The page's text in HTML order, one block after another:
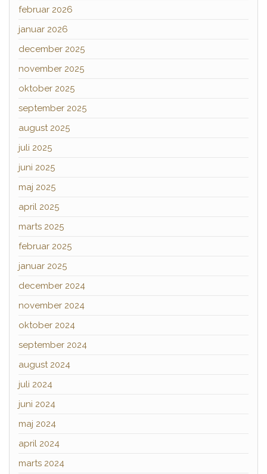
februar 2026
januar 2026
december 2025
november 2025
oktober 2025
september 2025
august 2025
juli 2025
juni 2025
maj 2025
april 2025
marts 2025
februar 2025
januar 2025
december 2024
november 2024
oktober 2024
september 2024
august 2024
juli 2024
juni 2024
maj 2024
april 2024
marts 2024